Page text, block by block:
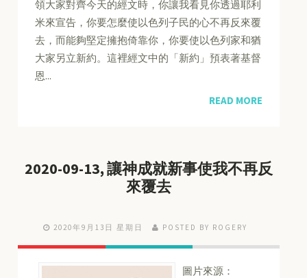
領大家對齊今天的經文時，你讓我看見你透過耶利
米來宣告，你要怎麼使以色列子民的心不再反來覆
去，而能夠堅定擁抱倚靠你，你要使以色列家和猶
大家另立新約。這裡經文中的「新約」預表著基督
恩...
READ MORE
2020-09-13, 讓神成就新事使我不再反
來覆去
2020年9月13日 星期日 POSTED BY ROGERY
圖片來源：